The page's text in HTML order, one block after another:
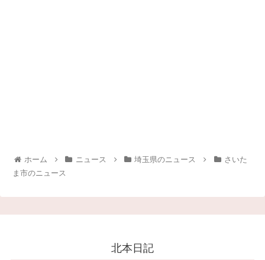
ホーム ニュース 埼玉県のニュース
さいた
ま市のニュース
北本日記